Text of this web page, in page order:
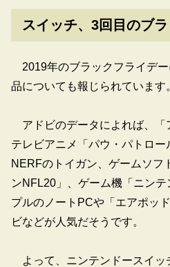
スイッチ、3回目のブ
2019年のブラックフライデ
品についても報じられています
アドビのデータによれば、「
テレビアニメ「パウ・パトロー
NERFのトイガン、ゲームソフ
ンNFL20」、ゲーム機「ニン
プルのノートPCや「エアポッ
ビなどが人気だそうです。
よって、ニンテンドースイッ